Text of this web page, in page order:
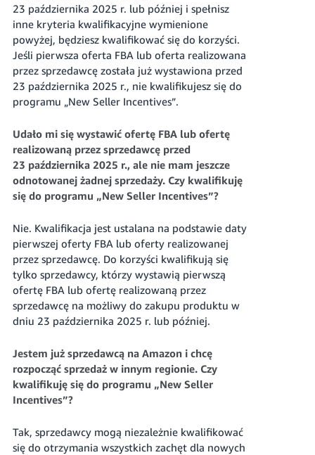
23 października 2025 r. lub później i spełnisz
inne kryteria kwalifikacyjne wymienione
powyżej, będziesz kwalifikować się do korzyści.
Jeśli pierwsza oferta FBA lub oferta realizowana
przez sprzedawcę została już wystawiona przed
23 października 2025 r., nie kwalifikujesz się do
programu „New Seller Incentives”.
Udało mi się wystawić ofertę FBA lub ofertę
realizowaną przez sprzedawcę przed
23 października 2025 r., ale nie mam jeszcze
odnotowanej żadnej sprzedaży. Czy kwalifikuję
się do programu „New Seller Incentives”?
Nie. Kwalifikacja jest ustalana na podstawie daty
pierwszej oferty FBA lub oferty realizowanej
przez sprzedawcę. Do korzyści kwalifikują się
tylko sprzedawcy, którzy wystawią pierwszą
ofertę FBA lub ofertę realizowaną przez
sprzedawcę na możliwy do zakupu produktu w
dniu 23 października 2025 r. lub później.
Jestem już sprzedawcą na Amazon i chcę
rozpocząć sprzedaż w innym regionie. Czy
kwalifikuję się do programu „New Seller
Incentives”?
Tak, sprzedawcy mogą niezależnie kwalifikować
się do otrzymania wszystkich zachęt dla nowych